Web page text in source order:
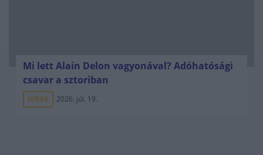
Mi lett Alain Delon vagyonával? Adóhatósági
csavar a sztoriban
HÍREK 2026. júl. 19.